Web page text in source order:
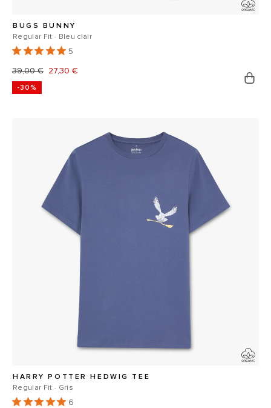
BUGS BUNNY
Regular Fit · Bleu clair
5
Prix
habituel
39,00 €
Prix
promotionnel
27,30 €
-30%
HARRY POTTER HEDWIG TEE
Regular Fit · Gris
6